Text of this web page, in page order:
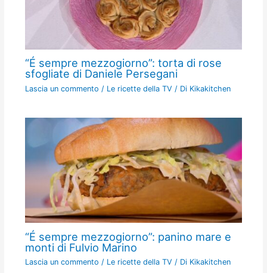
“É sempre mezzogiorno”: torta di rose
sfogliate di Daniele Persegani
Lascia un commento / Le ricette della TV / Di Kikakitchen
“É sempre mezzogiorno”: panino mare e
monti di Fulvio Marino
Lascia un commento / Le ricette della TV / Di Kikakitchen